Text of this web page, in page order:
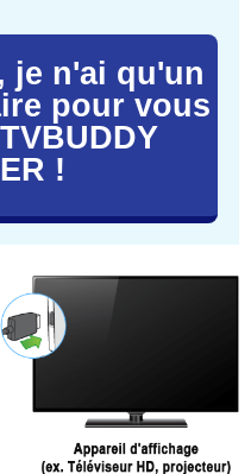
je n'ai qu'un
pour vous
!